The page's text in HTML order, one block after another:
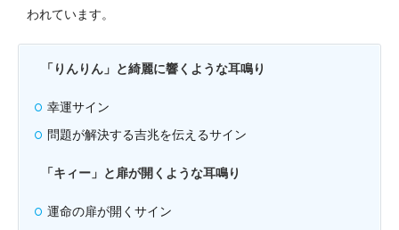
われています。
「りんりん」と綺麗に響くような耳鳴り
幸運サイン
問題が解決する吉兆を伝えるサイン
「キィー」と扉が開くような耳鳴り
運命の扉が開くサイン